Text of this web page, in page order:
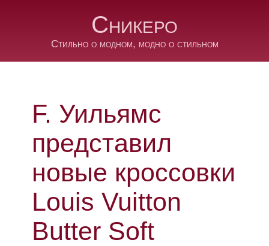
Сникеро
Стильно о модном, модно о стильном
F. Уильямс
представил
новые кроссовки
Louis Vuitton
Butter Soft